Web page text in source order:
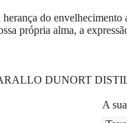
do
própria alma, a
DUNORT
A